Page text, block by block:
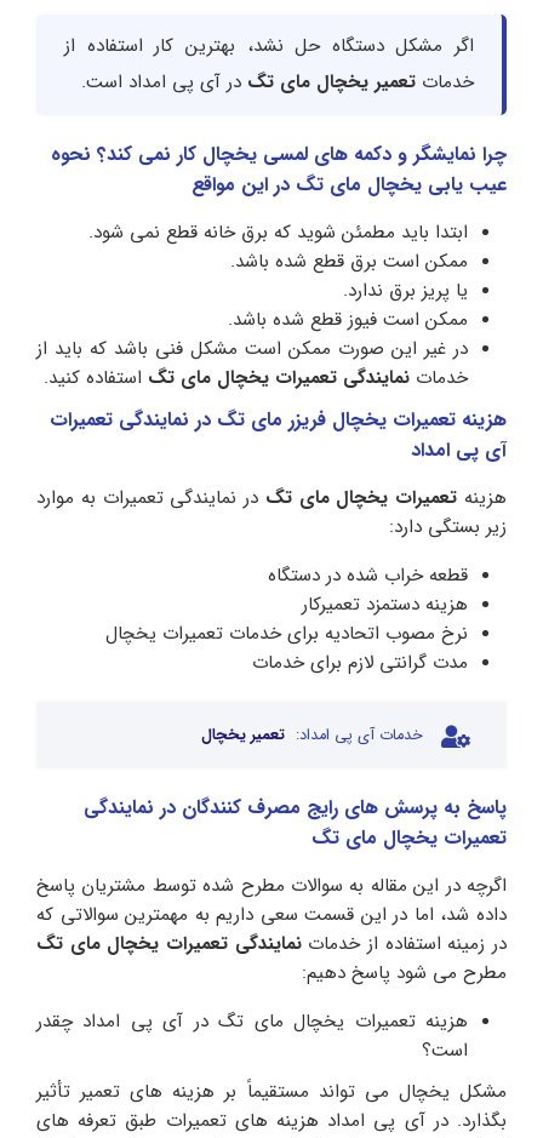
اگر مشکل دستگاه حل نشد، بهترین کار استفاده از
خدمات تعمیر یخچال مای تگ در آی پی امداد است.
چرا نمایشگر و دکمه های لمسی یخچال کار نمی­ کند؟ نحوه
عیب یابی یخچال مای تگ در این مواقع
ابتدا باید مطمئن شوید که برق خانه قطع نمی شود.
ممکن است برق قطع شده باشد.
یا پریز برق ندارد.
ممکن است فیوز قطع شده باشد.
در غیر این صورت ممکن است مشکل فنی باشد که باید از
خدمات نمایندگی تعمیرات یخچال مای تگ استفاده کنید.
هزینه تعمیرات یخچال فریزر مای تگ در نمایندگی تعمیرات
آی پی امداد
هزینه تعمیرات یخچال مای تگ در نمایندگی تعمیرات به موارد
زیر بستگی دارد:
قطعه خراب شده در دستگاه
هزینه دستمزد تعمیرکار
نرخ مصوب اتحادیه برای خدمات تعمیرات یخچال
مدت گرانتی لازم برای خدمات
خدمات آی پی امداد: تعمیر یخچال
پاسخ به پرسش های رایج مصرف کنندگان در نمایندگی
تعمیرات یخچال مای تگ
اگرچه در این مقاله به سوالات مطرح شده توسط مشتریان پاسخ
داده شد، اما در این قسمت سعی داریم به مهمترین سوالاتی که
در زمینه استفاده از خدمات نمایندگی تعمیرات یخچال مای تگ
مطرح می شود پاسخ دهیم:
هزینه تعمیرات یخچال مای تگ در آی پی امداد چقدر
است؟
مشکل یخچال می تواند مستقیماً بر هزینه های تعمیر تأثیر
بگذارد. در آی پی امداد هزینه های تعمیرات طبق تعرفه های